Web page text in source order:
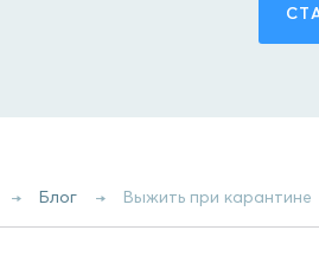
Блог Выжить при карантине